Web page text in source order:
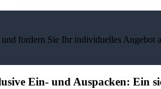
und fordern Sie Ihr individuelles Angebot
Ein- und Auspacken: